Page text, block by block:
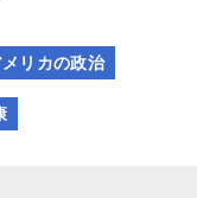
リカの政治